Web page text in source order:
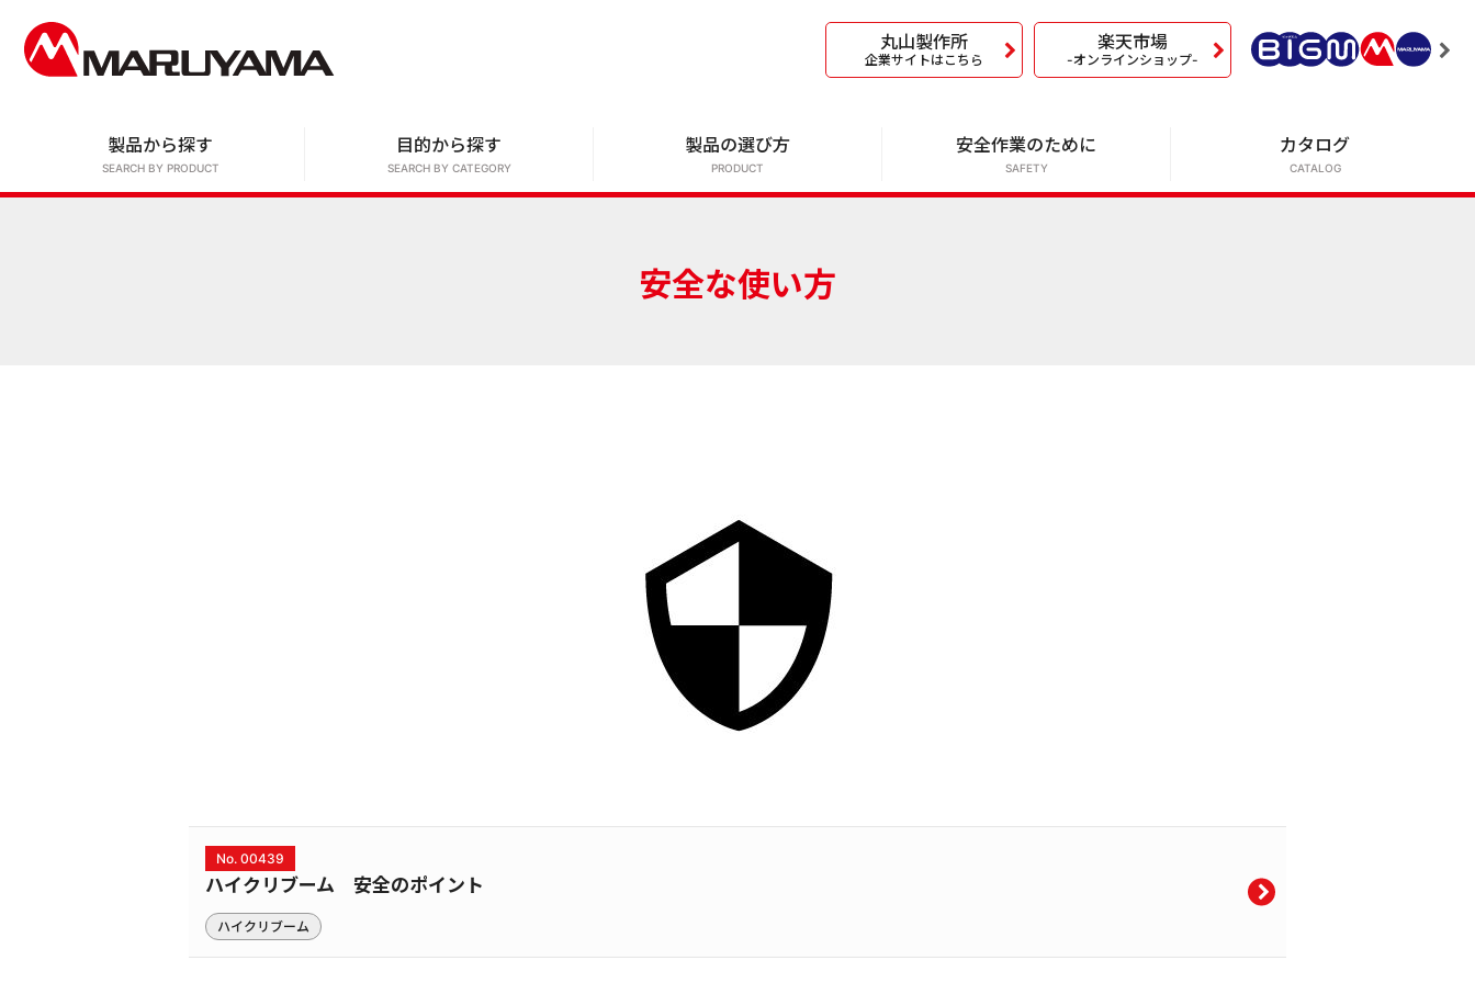
丸山製作所
企業サイトはこちら
楽天市場
-オンラインショップ-
製品から探す
SEARCH BY PRODUCT
目的から探す
SEARCH BY CATEGORY
製品の選び方
PRODUCT
安全作業のために
SAFETY
カタログ
CATALOG
安全な使い方
No. 00439
ハイクリブーム 安全のポイント
ハイクリブーム